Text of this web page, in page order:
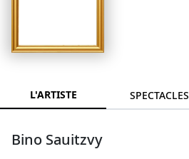
L'ARTISTE SPECTACLES
Bino Sauitzvy